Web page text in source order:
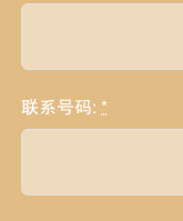
联系号码: *